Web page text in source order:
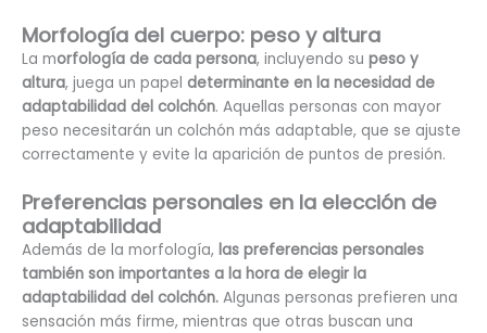
Morfología del cuerpo: peso y altura
La morfología de cada persona, incluyendo su peso y
altura, juega un papel determinante en la necesidad de
adaptabilidad del colchón. Aquellas personas con mayor
peso necesitarán un colchón más adaptable, que se ajuste
correctamente y evite la aparición de puntos de presión.
Preferencias personales en la elección de
adaptabilidad
Además de la morfología, las preferencias personales
también son importantes a la hora de elegir la
adaptabilidad del colchón. Algunas personas prefieren una
sensación más firme, mientras que otras buscan una